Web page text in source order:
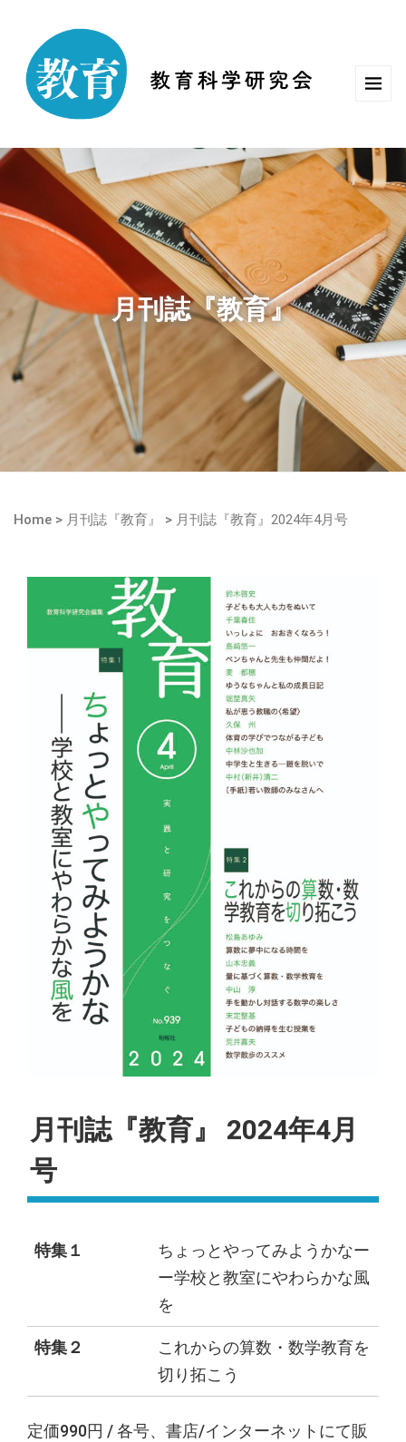
月刊誌『教育』
Home > 月刊誌『教育』 > 月刊誌『教育』2024年4月号
月刊誌『教育』 2024年4月
号
特集１
ちょっとやってみようかなー
ー学校と教室にやわらかな風
を
特集２
これからの算数・数学教育を
切り拓こう
定価990円 / 各号、書店/インターネットにて販